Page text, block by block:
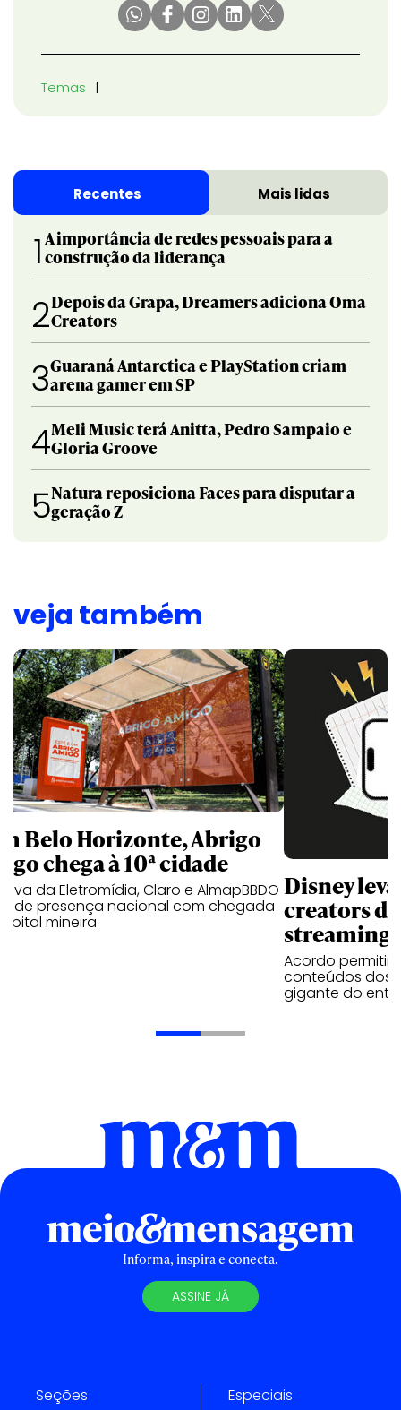
Temas
Recentes Mais lidas
1 A importância de redes pessoais para a
construção da liderança
2Depois da Grapa, Dreamers adiciona Oma
Creators
3Guaraná Antarctica e PlayStation criam
arena gamer em SP
4Meli Music terá Anitta, Pedro Sampaio e
Gloria Groove
5Natura reposiciona Faces para disputar a
geração Z
veja também
Belo Horizonte, Abrigo
chega à 10ª cidade
da Eletromídia, Claro e AlmapBBDO
presença nacional com chegada
mineira
Disney
creators
streaming
Acordo
conteúdos dos
gigante do
Informa, inspira e conecta.
ASSINE JÁ
Seções Especiais